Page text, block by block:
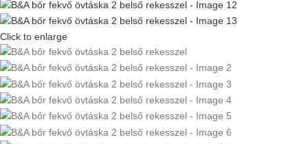
Click to enlarge